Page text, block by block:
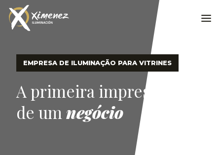
EMPRESA DE ILUMINAÇÃO PARA VITRINES
A primeira impressão
de umnegócio